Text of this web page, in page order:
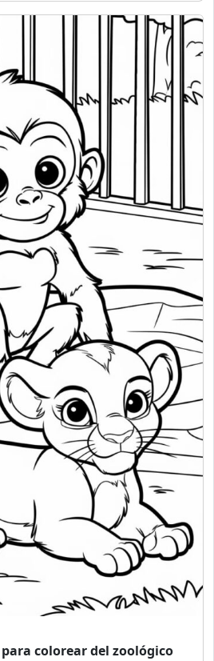
colorear del zoológico